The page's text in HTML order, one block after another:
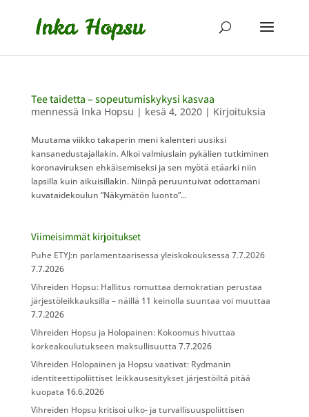
Tee taidetta – sopeutumiskykysi kasvaa
mennessä Inka Hopsu | kesä 4, 2020| Kirjoituksia
Muutama viikko takaperin meni kalenteri uusiksi
kansanedustajallakin. Alkoi valmiuslain pykälien tutkiminen
koronaviruksen ehkäisemiseksi ja sen myötä etäarki niin
lapsilla kuin aikuisillakin. Niinpä peruuntuivat odottamani
kuvataidekoulun ”Näkymätön luonto”...
Viimeisimmät kirjoitukset
Puhe ETYJ:n parlamentaarisessa yleiskokouksessa 7.7.2026
7.7.2026
Vihreiden Hopsu: Hallitus romuttaa demokratian perustaa
järjestöleikkauksilla – näillä 11 keinolla suuntaa voi muuttaa
7.7.2026
Vihreiden Hopsu ja Holopainen: Kokoomus hivuttaa
korkeakoulutukseen maksullisuutta 7.7.2026
Vihreiden Holopainen ja Hopsu vaativat: Rydmanin
identiteettipoliittiset leikkausesitykset järjestöiltä pitää
kuopata 16.6.2026
Vihreiden Hopsu kritisoi ulko- ja turvallisuuspoliittisen